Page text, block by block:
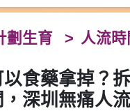
劃生育 人流時
食藥拿掉？
深圳無痛人